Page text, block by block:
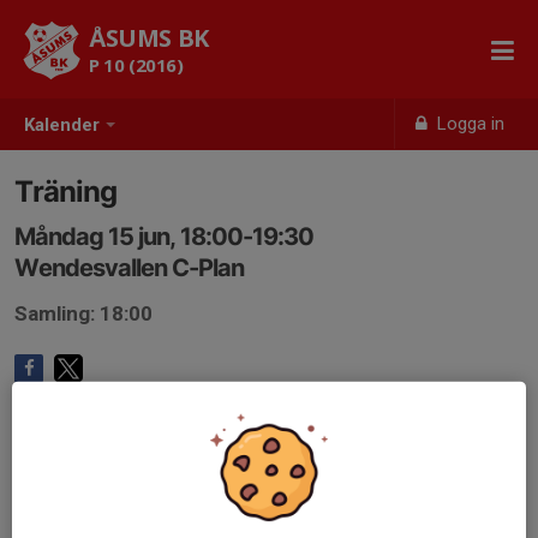
Kalender Logga in
ÅSUMS BK
P 10 (2016)
Träning
Måndag 15 jun, 18:00-19:30
Wendesvallen C-Plan
Samling: 18:00